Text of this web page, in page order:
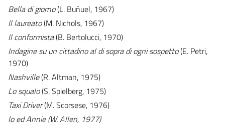
Bella di giorno(L. Buñuel, 1967)
Il laureato(M. Nichols, 1967)
Il conformista(B. Bertolucci, 1970)
Indagine su un cittadino al di sopra di ogni sospetto(E. Petri,
1970)
Nashville(R. Altman, 1975)
Lo squalo(S. Spielberg, 1975)
Taxi Driver(M. Scorsese, 1976)
Io ed Annie(W. Allen, 1977)